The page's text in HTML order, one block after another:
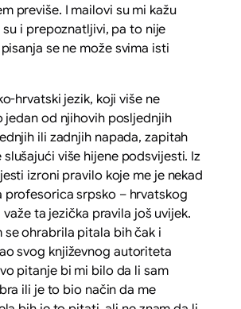
previše. I mailovi su mi kažu
i prepoznatljivi, pa to nije
se ne može svima isti
hrvatski jezik, koji više ne
jedan od njihovih posljednjih
ili zadnjih napada, zapitah
slušajući više hijene podsvijesti. Iz
izroni pravilo koje me je nekad
profesorica srpsko – hrvatskog
važe ta jezička pravila još uvijek.
se ohrabrila pitala bih čak i
svog književnog autoriteta
pitanje bi mi bilo da li sam
ili je to bio način da me